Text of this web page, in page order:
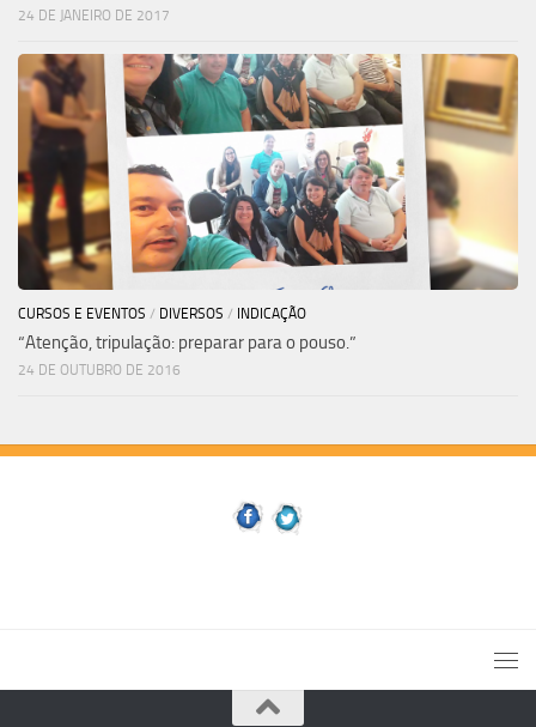
24 DE JANEIRO DE 2017
CURSOS E EVENTOS / DIVERSOS / INDICAÇÃO
“Atenção, tripulação: preparar para o pouso.”
24 DE OUTUBRO DE 2016